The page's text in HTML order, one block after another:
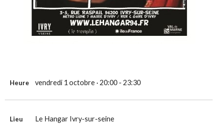
Heure vendredi 1 octobre · 20:00 - 23:30
Lieu Le Hangar Ivry-sur-seine